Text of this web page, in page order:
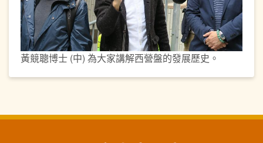
黃競聰博士 (中) 為大家講解西營盤的發展歷史。